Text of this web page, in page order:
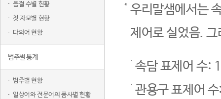
음절 수별 현황
첫 자모별 현황
다의어 현황
범주별 통계
범주별 현황
일상어와 전문어의 품사별 현황
우리말샘에서는
제어로 실었음.
속담 표제어 수:
관용구 표제어